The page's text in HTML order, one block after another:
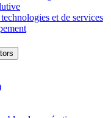
et de services